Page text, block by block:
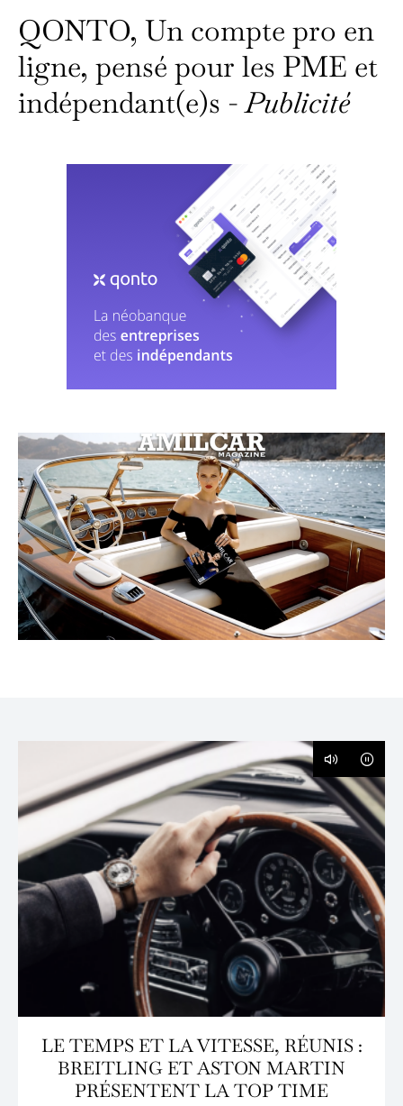
QONTO, Un compte pro en
ligne, pensé pour les PME et
indépendant(e)s -Publicité
LE TEMPS ET LA VITESSE, RÉUNIS :
BREITLING ET ASTON MARTIN
PRÉSENTENT LA TOP TIME